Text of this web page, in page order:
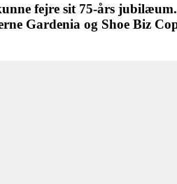
fejre sit 75-års
Gardenia og Shoe Biz